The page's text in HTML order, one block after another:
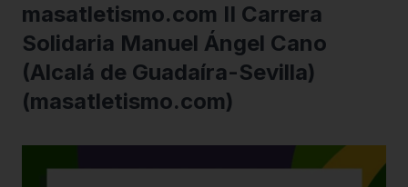
masatletismo.com II Carrera
Solidaria Manuel Ángel Cano
(Alcalá de Guadaíra-Sevilla)
(masatletismo.com)